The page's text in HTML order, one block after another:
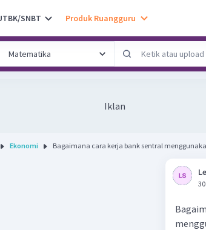
SNBT Produk Ruangguru
Iklan
Ekonomi Bagaimana cara kerja bank sentral